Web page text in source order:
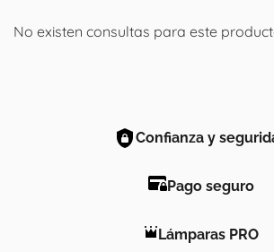
No existen consultas para este
Confianza y
Pago seguro
Lámparas PRO